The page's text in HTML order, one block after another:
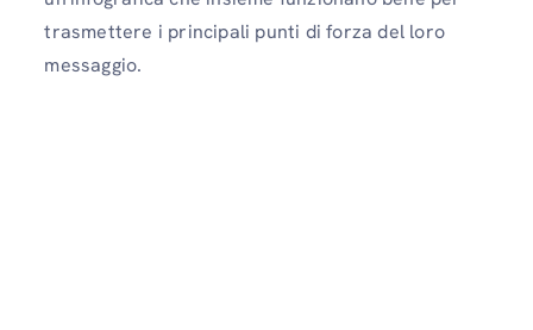
trasmettere i principali punti di forza del loro
messaggio.